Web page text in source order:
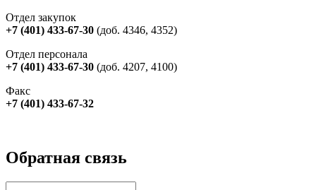
Отдел закупок
+7 (401) 433-67-30 (доб. 4346, 4352)
Отдел персонала
+7 (401) 433-67-30 (доб. 4207, 4100)
Факс
+7 (401) 433-67-32
Обратная связь